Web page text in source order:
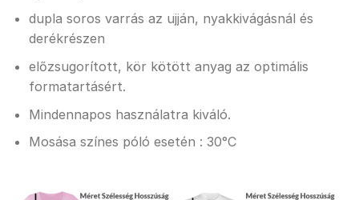
dupla soros varrás az ujján, nyakkivágásnál és
derékrészen
előzsugorított, kör kötött anyag az optimális
formatartásért.
Mindennapos használatra kiváló.
Mosása színes póló esetén : 30°C